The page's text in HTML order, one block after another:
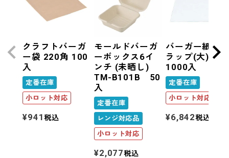
クラフトバーガ
ー袋 220角 100
入
定番在庫
小ロット対応
¥941 税込
モールドバーガ
ーボックス6イ
ンチ (未晒し)
TM-B101B 50
入
定番在庫
レンジ対応品
小ロット対応
¥2,077税込
バーガー紙 ラ
ラップ(大)
1000入
定番在庫
小ロット対応
¥6,842税込